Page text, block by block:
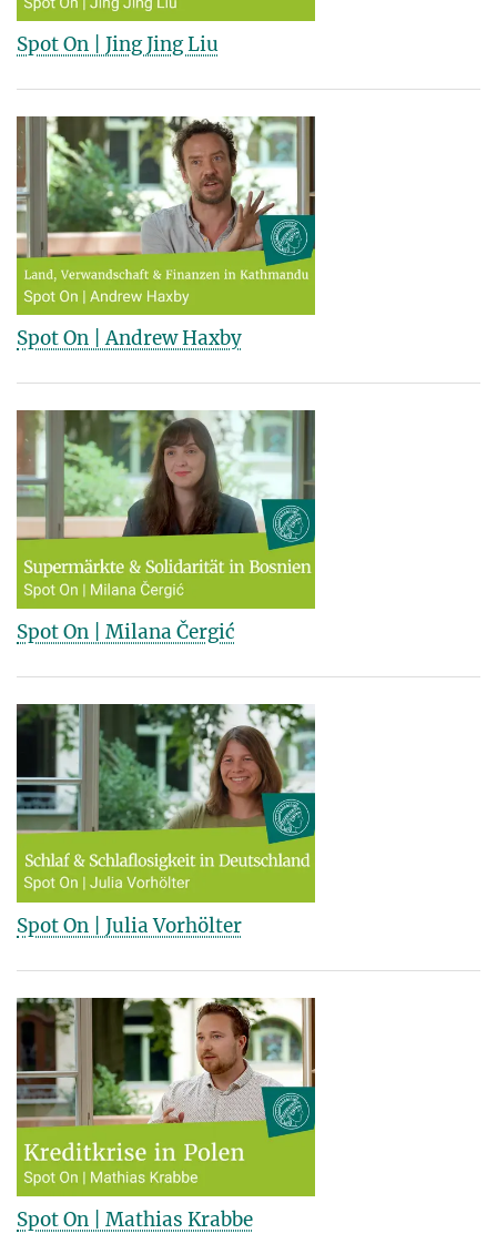
Spot On | Jing Jing Liu
Spot On | Andrew Haxby
Spot On | Milana Čergić
Spot On | Julia Vorhölter
Spot On | Mathias Krabbe